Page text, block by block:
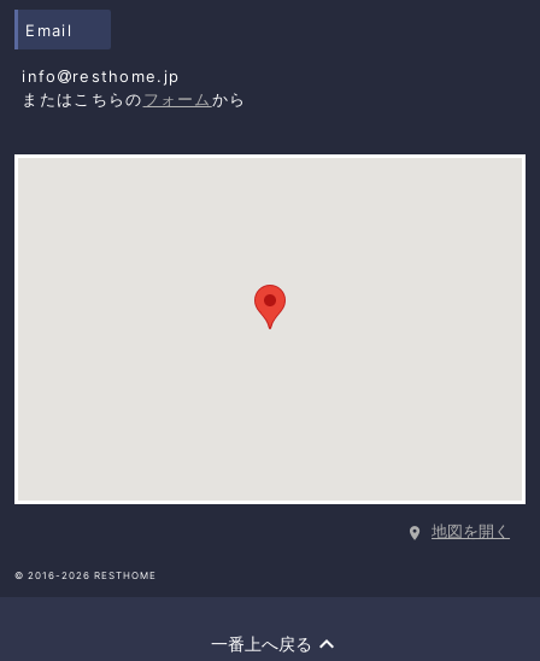
Email
info
resthome.jp
またはこちらのフォーム から
地図を開く
© 2016-2026 RESTHOME
一番上へ戻る